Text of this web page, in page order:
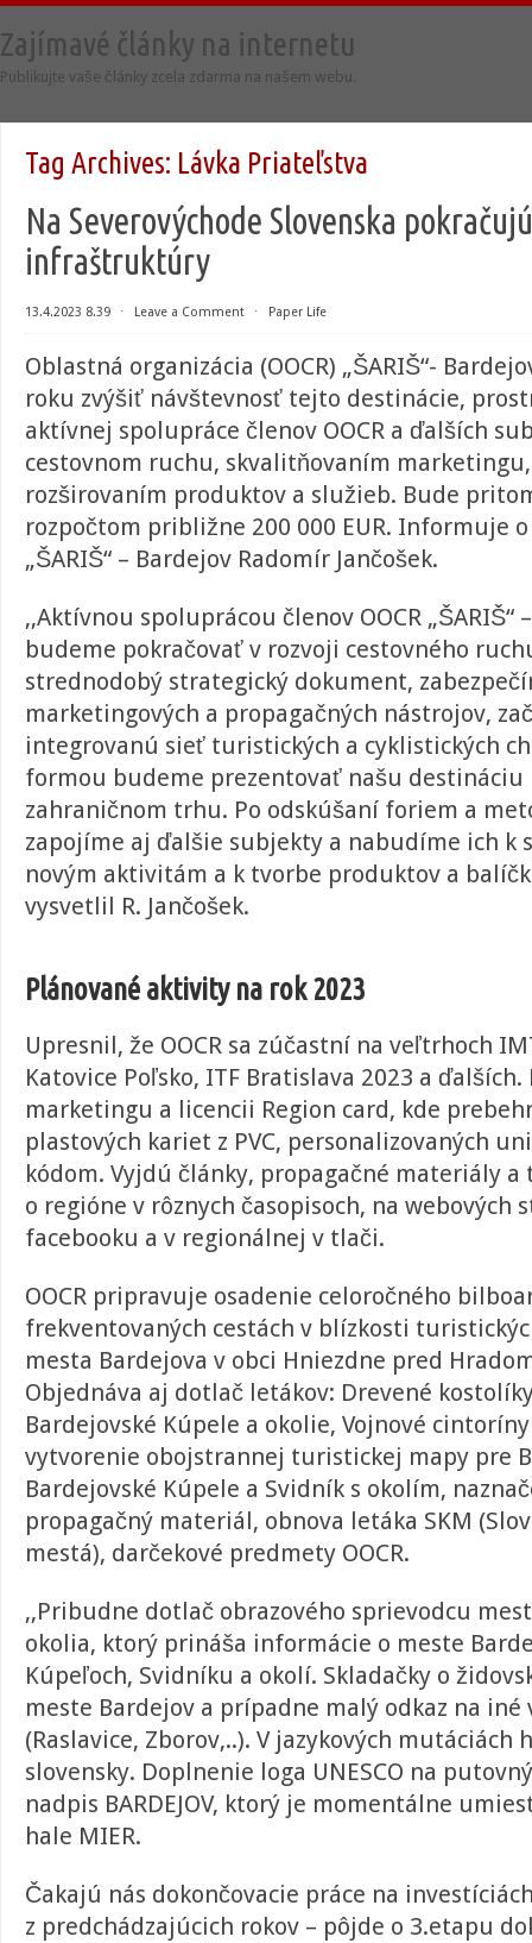
Zajímavé články na internetu
Publikujte vaše články zcela zdarma na našem webu.
Tag Archives: Lávka Priateľstva
Na Severovýchode Slovenska
infraštruktúry
13.4.2023 8.39 ⋅ Leave a Comment ⋅ Paper Life
Oblastná organizácia (OOCR) „ŠARIŠ“-
roku zvýšiť návštevnosť tejto destinácie,
aktívnej spolupráce členov OOCR a ďalších
cestovnom ruchu, skvalitňovaním
rozširovaním produktov a služieb. Bude
rozpočtom približne 200 000 EUR. Informuje
„ŠARIŠ“ – Bardejov Radomír Jančošek.
,,Aktívnou spoluprácou členov OOCR „ŠARIŠ“ –
budeme pokračovať v rozvoji cestovného
strednodobý strategický dokument,
marketingových a propagačných nástrojov,
integrovanú sieť turistických a cyklistických
formou budeme prezentovať našu destináciu
zahraničnom trhu. Po odskúšaní foriem a
zapojíme aj ďalšie subjekty a nabudíme ich k
novým aktivitám a k tvorbe produktov a
vysvetlil R. Jančošek.
Plánované aktivity na rok 2023
Upresnil, že OOCR sa zúčastní na veľtrhoch
Katovice Poľsko, ITF Bratislava 2023 a
marketingu a licencii Region card, kde
plastových kariet z PVC, personalizovaných
kódom. Vyjdú články, propagačné materiály
o regióne v rôznych časopisoch, na webových
facebooku a v regionálnej v tlači.
OOCR pripravuje osadenie celoročného
frekventovaných cestách v blízkosti
mesta Bardejova v obci Hniezdne pred
Objednáva aj dotlač letákov: Drevené
Bardejovské Kúpele a okolie, Vojnové
vytvorenie obojstrannej turistickej mapy pre
Bardejovské Kúpele a Svidník s okolím,
propagačný materiál, obnova letáka SKM (
mestá), darčekové predmety OOCR.
,,Pribudne dotlač obrazového sprievodcu
okolia, ktorý prináša informácie o meste
Kúpeľoch, Svidníku a okolí. Skladačky o
meste Bardejov a prípadne malý odkaz na iné
(Raslavice, Zborov,..). V jazykových mutáciách
slovensky. Doplnenie loga UNESCO na
nadpis BARDEJOV, ktorý je momentálne
hale MIER.
Čakajú nás dokončovacie práce na
z predchádzajúcich rokov – pôjde o 3.etapu